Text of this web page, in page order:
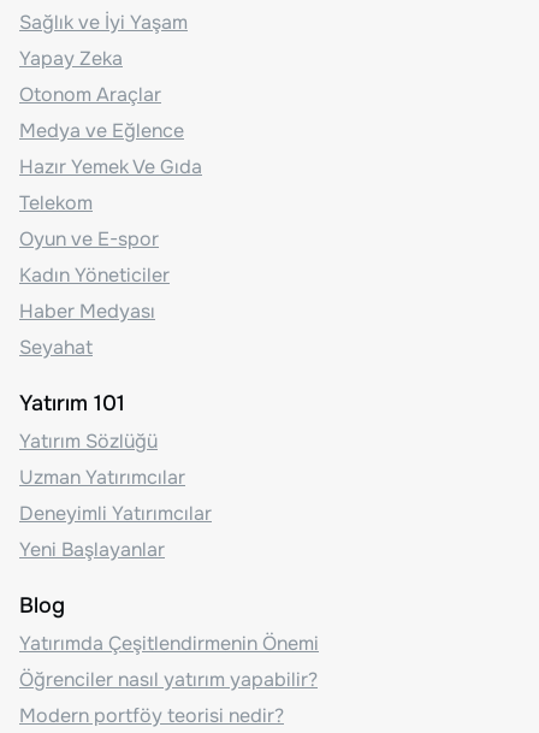
Sağlık ve İyi Yaşam
Yapay Zeka
Otonom Araçlar
Medya ve Eğlence
Hazır Yemek Ve Gıda
Telekom
Oyun ve E-spor
Kadın Yöneticiler
Haber Medyası
Seyahat
Yatırım 101
Yatırım Sözlüğü
Uzman Yatırımcılar
Deneyimli Yatırımcılar
Yeni Başlayanlar
Blog
Yatırımda Çeşitlendirmenin Önemi
Öğrenciler nasıl yatırım yapabilir?
Modern portföy teorisi nedir?